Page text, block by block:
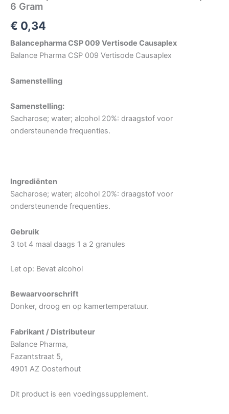
6 Gram
€ 0,34
Balancepharma CSP 009 Vertisode Causaplex
Balance Pharma CSP 009 Vertisode Causaplex
Samenstelling
Samenstelling:
Sacharose; water; alcohol 20%: draagstof voor
ondersteunende frequenties.
Ingrediënten
Sacharose; water; alcohol 20%: draagstof voor
ondersteunende frequenties.
Gebruik
3 tot 4 maal daags 1 a 2 granules
Let op: Bevat alcohol
Bewaarvoorschrift
Donker, droog en op kamertemperatuur.
Fabrikant / Distributeur
Balance Pharma,
Fazantstraat 5,
4901 AZ Oosterhout
Dit product is een voedingssupplement.